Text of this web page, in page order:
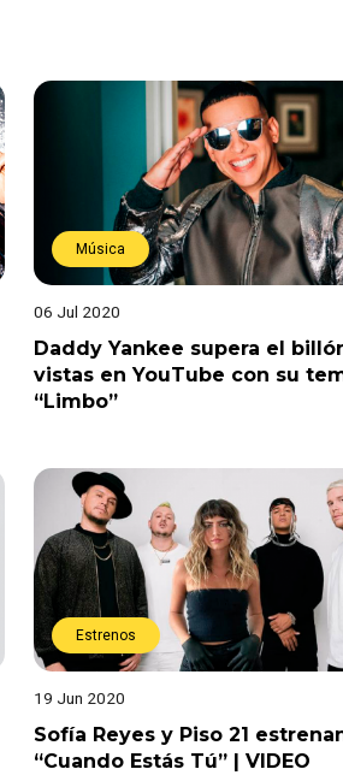
Música
06 Jul 2020
Daddy Yankee supera el
vistas en YouTube con su
“Limbo”
Estrenos
19 Jun 2020
Sofía Reyes y Piso 21
“Cuando Estás Tú” | VIDEO